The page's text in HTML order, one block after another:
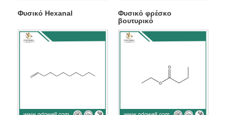
Φυσικό Hexanal
Φυσικό φρέσκο ​​
βουτυρικό